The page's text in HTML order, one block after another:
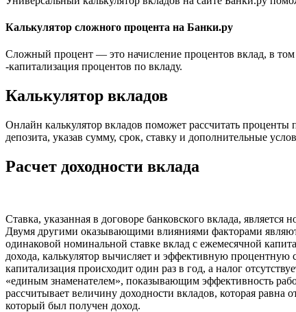
Калькулятор сложного процента на Банки.ру
Сложный процент — это начисление процентов вклад, в
-капитализация процентов по вкладу.
Калькулятор вкладов
Онлайн калькулятор вкладов поможет рассчитать
депозита, указав сумму, срок, ставку и дополнительные
Расчет доходности вклада
Ставка, указанная в договоре банковского вклада,
Двумя другими оказывающими влияниями факторами
одинаковой номинальной ставке вклад с ежемесячной
дохода, калькулятор вычисляет и эффективную процентную
капитализация происходит один раз в год, а налог
«единым знаменателем», показывающим эффективность
рассчитывает величину доходности вкладов, которая
который был получен доход.